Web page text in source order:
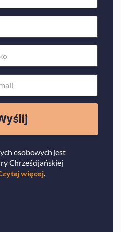
osobowych jest
Chrześcijańskiej
więcej.